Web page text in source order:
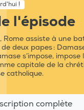
!
l'épisode
Rome assiste à une
deux papes :
s’impose, impose
capitale de la
catholique.
complète